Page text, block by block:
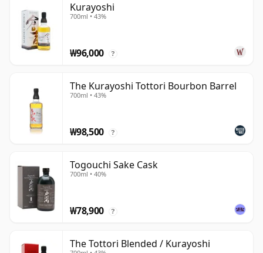
Kurayoshi
700ml • 43%
₩96,000 ?
The Kurayoshi Tottori Bourbon Barrel
700ml • 43%
₩98,500 ?
Togouchi Sake Cask
700ml • 40%
₩78,900 ?
The Tottori Blended / Kurayoshi